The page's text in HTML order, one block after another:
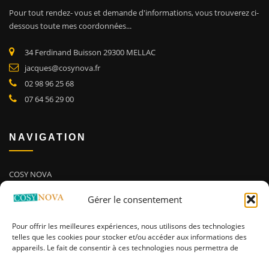
Gérer le consentement
Pour offrir les meilleures expériences, nous utilisons des technologies
telles que les cookies pour stocker et/ou accéder aux informations des
appareils. Le fait de consentir à ces technologies nous permettra de
Pour tout rendez- vous et demande d'informations, vous trouverez ci-
dessous toute mes coordonnées...
34 Ferdinand Buisson 29300 MELLAC
jacques@cosynova.fr
02 98 96 25 68
07 64 56 29 00
NAVIGATION
COSY NOVA
Cuisine
Agencement Intérieur